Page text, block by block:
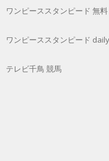
ワンピーススタンピード 無
ワンピーススタンピード
テレビ千鳥 競馬